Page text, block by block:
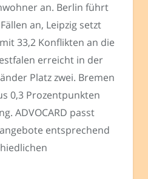
an. Berlin führt
an, Leipzig setzt
33,2 Konflikten an die
erreicht in der
Platz zwei. Bremen
0,3 Prozentpunkten
ADVOCARD passt
entsprechend